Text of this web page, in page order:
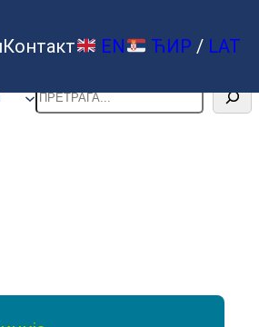
Контакт EN ЋИР / LAT
Претрага